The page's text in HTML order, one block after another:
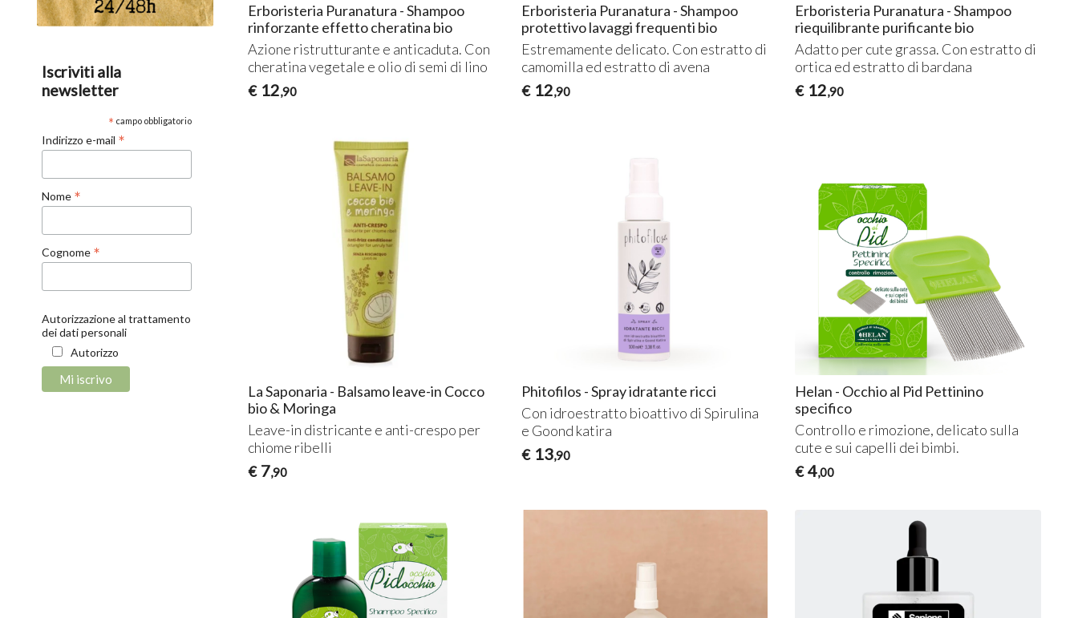
Erboristeria Puranatura - Shampoo
rinforzante effetto cheratina bio
Azione ristrutturante e anticaduta. Con
cheratina vegetale e olio di semi di lino
€ 12,90
Erboristeria Puranatura - Shampoo
protettivo lavaggi frequenti bio
Estremamente delicato. Con estratto di
camomilla ed estratto di avena
€ 12,90
Erboristeria Puranatura - Shampoo
riequilibrante purificante bio
Adatto per cute grassa. Con estratto di
ortica ed estratto di bardana
€ 12,90
La Saponaria - Balsamo leave-in Cocco
bio & Moringa
Leave-in districante e anti-crespo per
chiome ribelli
€ 7,90
Phitofilos - Spray idratante ricci
Con idroestratto bioattivo di Spirulina
e Goond katira
€ 13,90
Helan - Occhio al Pid Pettinino
specifico
Controllo e rimozione, delicato sulla
cute e sui capelli dei bimbi.
€ 4,00
Iscriviti alla
newsletter
* campo obbligatorio
Indirizzo e-mail *
Nome *
Cognome *
Autorizzazione al trattamento
dei dati personali
Autorizzo